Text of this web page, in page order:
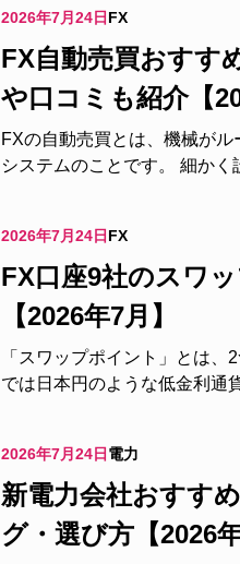
2026年7月24日FX
FX自動売買おすす
や口コミも紹介【
FXの自動売買とは、機械が
システムのことです。 細か
2026年7月24日FX
FX口座9社のスワ
【2026年7月】
「スワップポイント」とは
では日本円のような低金利通
2026年7月24日電力
新電力会社おすす
グ・選び方【2026年